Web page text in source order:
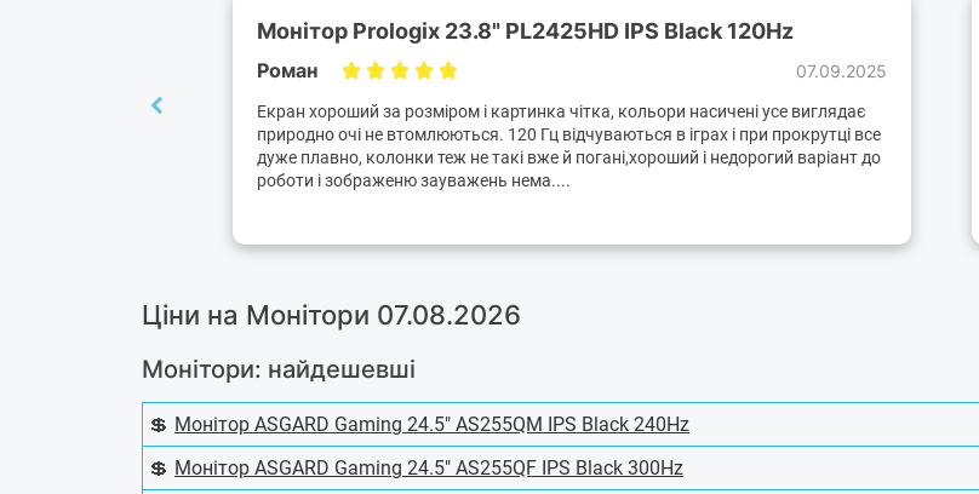
Монітор Prologix 23.8" PL2425HD IPS Black 120Hz
Роман 07.09.2025
Екран хороший за розміром і картинка чітка, кольори насичені усе виглядає
природно очі не втомлюються. 120 Гц відчуваються в іграх і при прокрутці все
дуже плавно, колонки теж не такі вже й погані,хороший і недорогий варіант до
роботи і зображеню зауважень нема....
Ціни на Монітори 07.08.2026
Монітори: найдешевші
💲 Монітор ASGARD Gaming 24.5" AS255QM IPS Black 240Hz
💲 Монітор ASGARD Gaming 24.5" AS255QF IPS Black 300Hz